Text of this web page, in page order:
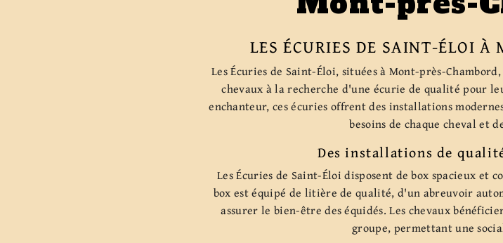
LES ÉCURIES DE SAINT-ÉLOI À
Les Écuries de Saint-Éloi, situées à Mont-près-
chevaux à la recherche d'une écurie de qualité pour
enchanteur, ces écuries offrent des installations
besoins de chaque cheval et
Des installations de
Les Écuries de Saint-Éloi disposent de box spacieux et
box est équipé de litière de qualité, d'un abreuvoir
assurer le bien-être des équidés. Les chevaux
groupe, permettant une